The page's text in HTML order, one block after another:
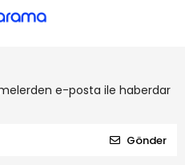
e-posta ile haberdar
Gönder